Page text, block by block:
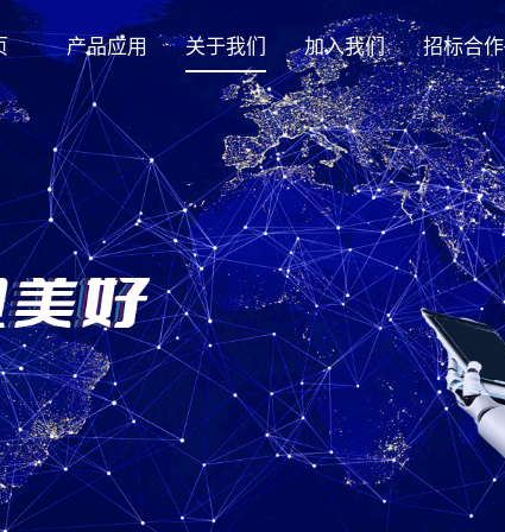
产品应用 关于我们 加入我们 招标合作